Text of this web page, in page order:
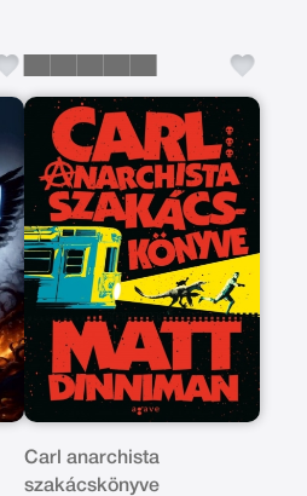
Carl anarchista
szakácskönyve